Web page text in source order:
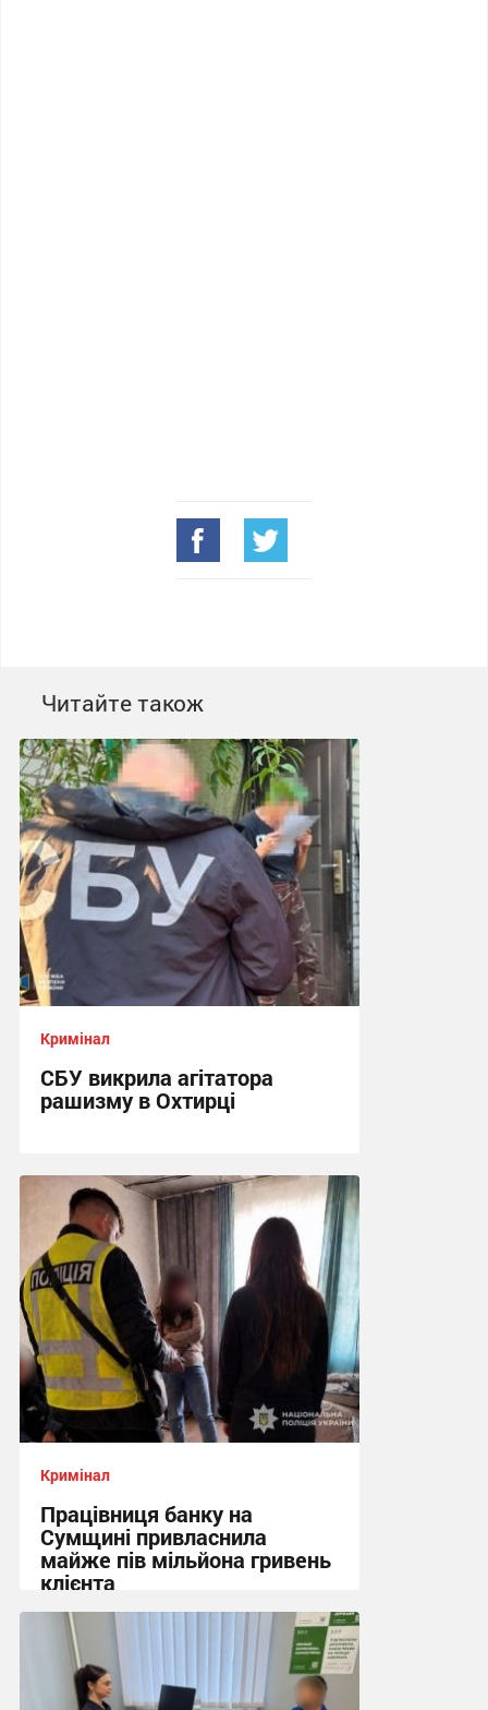
Читайте також
Кримінал
СБУ викрила агітатора
рашизму в Охтирці
13:34 сьогодні
Кримінал
Працівниця банку на
Сумщині привласнила
майже пів мільйона гривень
клієнта
16:44, 4.08.2026